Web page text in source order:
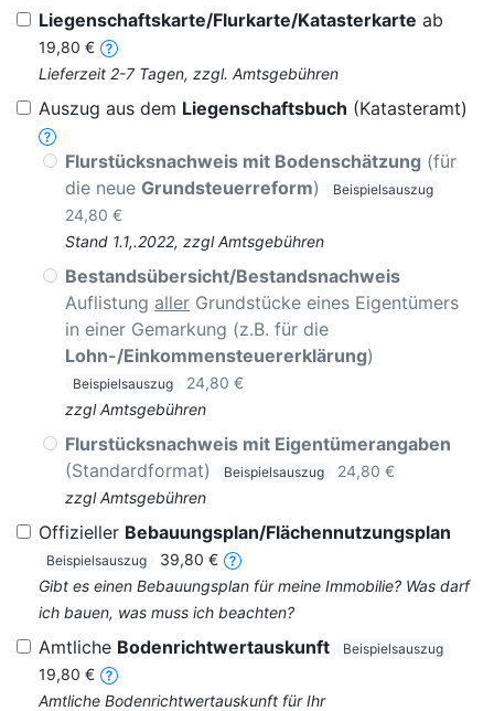
Liegenschaftskarte/Flurkarte/Katasterkarte ab
19,80 €
Lieferzeit 2-7 Tagen, zzgl. Amtsgebühren
Auszug aus dem Liegenschaftsbuch (Katasteramt)
Flurstücksnachweis mit Bodenschätzung (für
die neue Grundsteuerreform) Beispielsauszug
24,80 €
Stand 1.1,.2022, zzgl Amtsgebühren
Bestandsübersicht/Bestandsnachweis
Auflistung aller Grundstücke eines Eigentümers
in einer Gemarkung (z.B. für die
Lohn-/Einkommensteuererklärung)
Beispielsauszug
24,80 €
zzgl Amtsgebühren
Flurstücksnachweis mit Eigentümerangaben
(Standardformat)
Beispielsauszug
24,80 €
zzgl Amtsgebühren
Offizieller Bebauungsplan/Flächennutzungsplan
Beispielsauszug
39,80 €
Gibt es einen Bebauungsplan für meine Immobilie? Was darf
ich bauen, was muss ich beachten?
Amtliche Bodenrichtwertauskunft Beispielsauszug
19,80 €
Amtliche Bodenrichtwertauskunft für Ihr